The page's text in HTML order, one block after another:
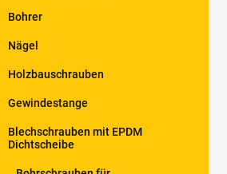
Bohrer
Nägel
Holzbauschrauben
Gewindestange
Blechschrauben mit EPDM
Dichtscheibe